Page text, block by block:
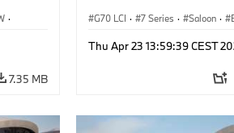
·
7.35 MB
G70 LCI · 7 Series · Saloon ·
Thu Apr 23 13:59:39 CEST